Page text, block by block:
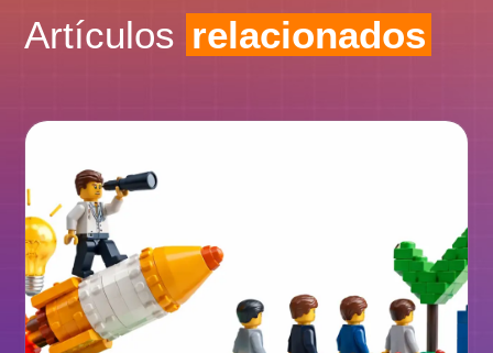
Artículos relacionados